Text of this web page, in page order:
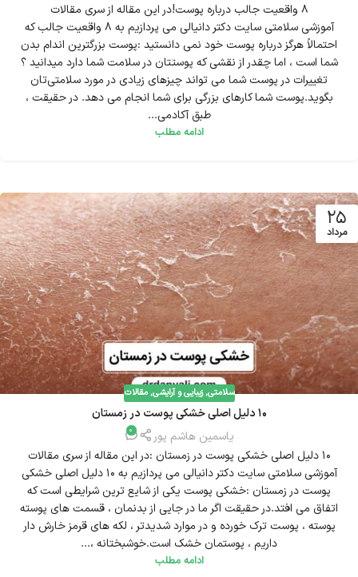
8 واقعیت جالب درباره پوست!در این مقاله از سری مقالات
آموزشی سلامتی سایت دکتر دانیالی می پردازیم به 8 واقعیت جالب که
احتمالاً هرگز درباره پوست خود نمی دانستید :پوست بزرگترین اندام بدن
شما است ، اما چقدر از نقشی که پوستتان در سلامت شما دارد میدانید ؟
تغییرات در پوست شما می تواند چیزهای زیادی در مورد سلامتی‌تان
بگوید.پوست شما کارهای بزرگی برای شما انجام می دهد. در حقیقت ،
طبق آکادمی...
ادامه مطلب
25
مرداد
سلامتی,زیبایی و آرایشی,مقالات
10 دلیل اصلی خشکی پوست در زمستان
یاسمین هاشم پور
0
10 دلیل اصلی خشکی پوست در زمستان :در این مقاله از سری مقالات
آموزشی سلامتی سایت دکتر دانیالی می پردازیم به 10 دلیل اصلی خشکی
پوست در زمستان :خشکی پوست یکی از شایع ترین شرایطی است که
اتفاق می افتد.در حقیقت اگر ما در جایی از بدنمان ، قسمت های پوسته
پوسته ، پوست ترک خورده و در موارد شدیدتر ، لکه های قرمز خارش دار
داریم ، پوستمان خشک است.خوشبختانه ،...
ادامه مطلب